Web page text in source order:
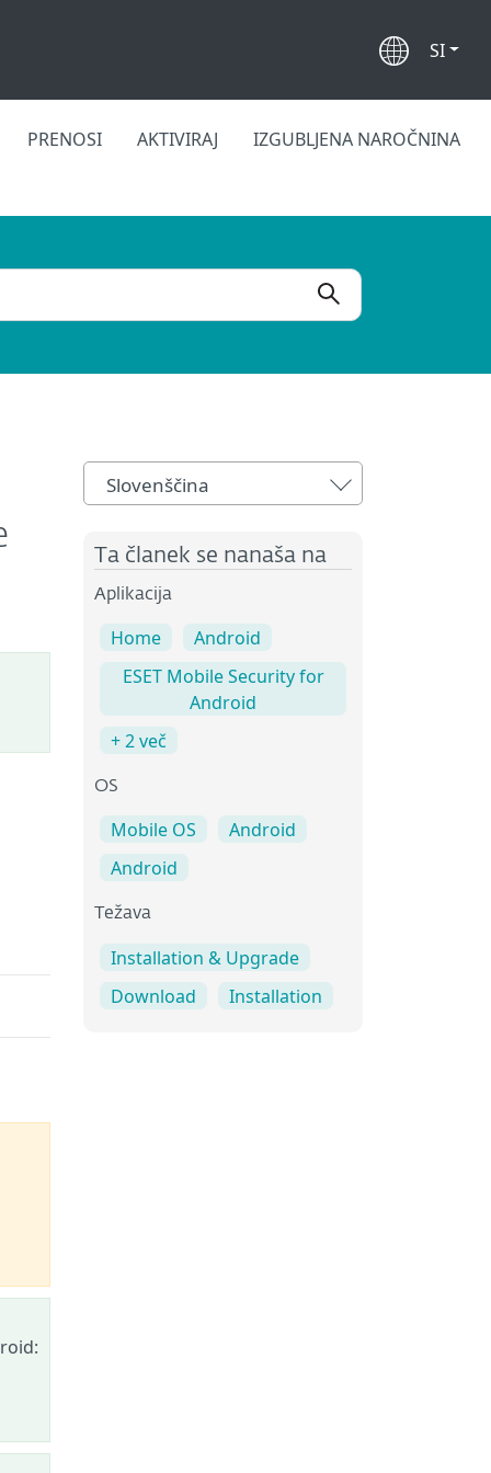
SI
PRENOSI AKTIVIRAJ
IZGUBLJENA NAROČNINA
Slovenščina
Ta članek se nanaša na
Aplikacija
Home
Android
ESET Mobile Security for
Android
+ 2 več
OS
Mobile OS
Android
Android
Težava
Installation & Upgrade
Download
Installation